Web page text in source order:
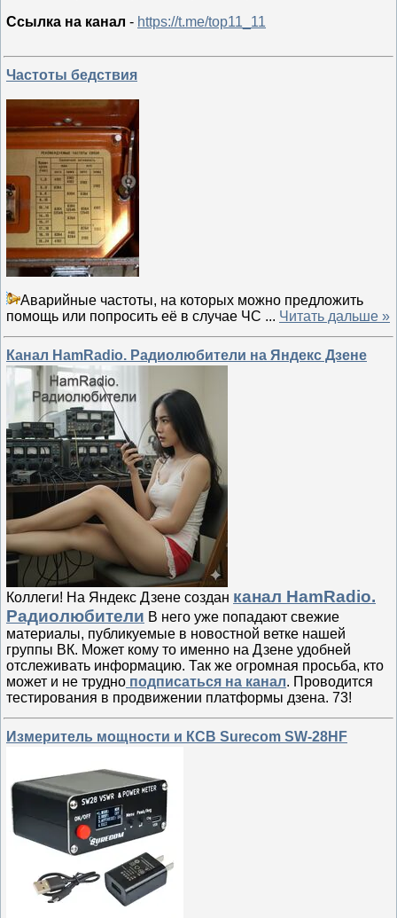
Ссылка на канал - https://t.me/top11_11
Частоты бедствия
Аварийные частоты, на которых можно предложить
помощь или попросить её в случае ЧС ... Читать дальше »
Канал HamRadio. Радиолюбители на Яндекс Дзене
Коллеги! На Яндекс Дзене создан канал HamRadio.
Радиолюбители В него уже попадают свежие
материалы, публикуемые в новостной ветке нашей
группы ВК. Может кому то именно на Дзене удобней
отслеживать информацию. Так же огромная просьба, кто
может и не трудно подписаться на канал. Проводится
тестирования в продвижении платформы дзена. 73!
Измеритель мощности и КСВ Surecom SW-28HF